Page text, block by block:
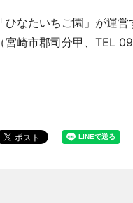
「ひなたいちご園」が運
（宮崎市郡司分甲、TEL